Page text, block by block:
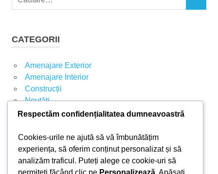
ă
u
p
ă
:
CATEGORII
Amenajare Exterior
Amenajare Interior
Construcții
Noutăți
ARTICOLE RECENTE
Parchet laminat sau SPC? Diferențele care
Respectăm confidențialitatea dumneavoastră
Cookies-urile ne ajută să vă îmbunătățim
experiența, să oferim conținut personalizat și să
analizăm traficul. Puteți alege ce cookie-uri să
permiteți făcând clic pe Personalizează . Apăsați